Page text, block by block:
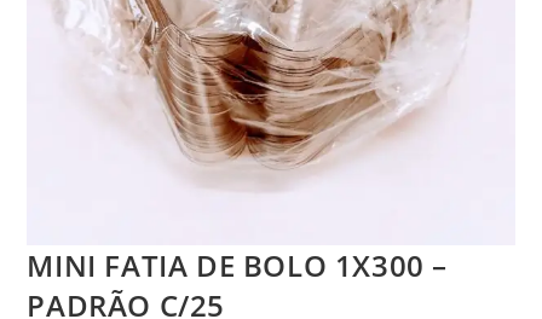
MINI FATIA DE BOLO 1X300 –
PADRÃO C/25